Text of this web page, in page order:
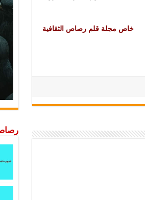
خاص مجلة قلم رصاص الثقافية